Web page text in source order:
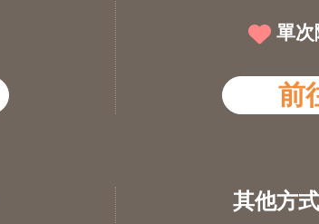
單次
前
其他方